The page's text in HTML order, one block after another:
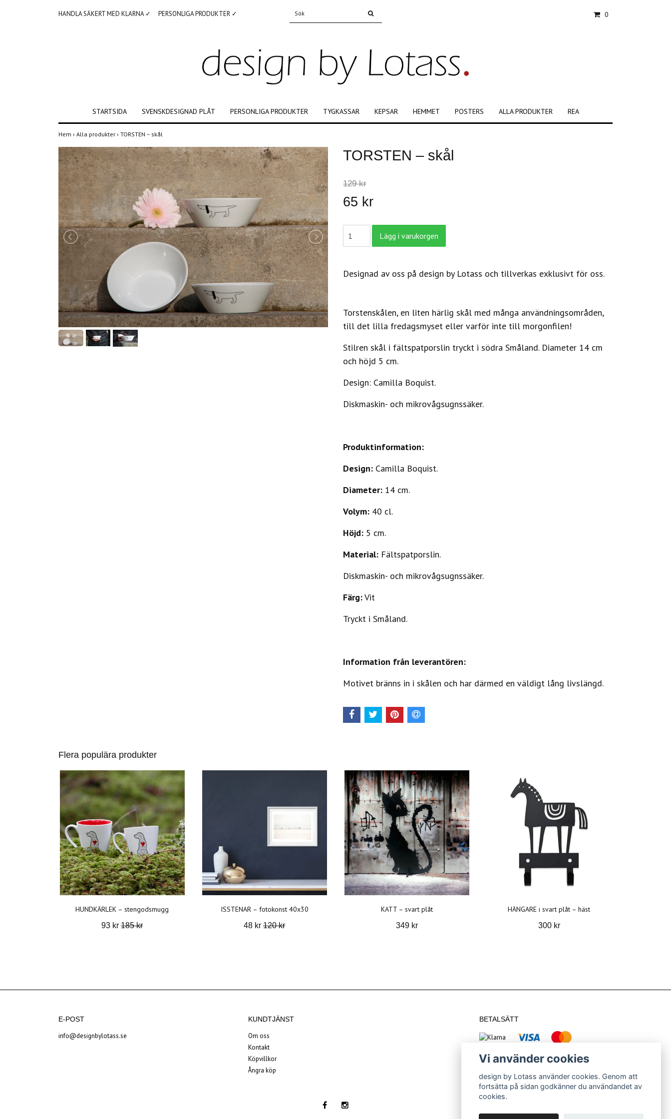
HANDLA SÄKERT MED KLARNA ✓ PERSONLIGA PRODUKTER ✓ 0
STARTSIDA SVENSKDESIGNAD PLÅT PERSONLIGA PRODUKTER TYGKASSAR KEPSAR HEMMET POSTERS ALLA PRODUKTER REA
Hem › Alla produkter › TORSTEN – skål
TORSTEN – skål
129 kr
65 kr
Designad av oss på design by Lotass och tillverkas exklusivt för oss.
Torstenskålen, en liten härlig skål med många användningsområden,
till det lilla fredagsmyset eller varför inte till morgonfilen!
Stilren skål i fältspatporslin tryckt i södra Småland. Diameter 14 cm
och höjd 5 cm.
Design: Camilla Boquist.
Diskmaskin- och mikrovågsugnssäker.
Produktinformation:
Design: Camilla Boquist.
Diameter: 14 cm.
Volym: 40 cl.
Höjd: 5 cm.
Material: Fältspatporslin.
Diskmaskin- och mikrovågsugnssäker.
Färg:Vit
Tryckt i Småland.
Information från leverantören:
Motivet bränns in i skålen och har därmed en väldigt lång livslängd.
Flera populära produkter
HUNDKÄRLEK – stengodsmugg
93 kr 185 kr
ISSTENAR – fotokonst 40x30
48 kr 120 kr
KATT – svart plåt
349 kr
HÄNGARE i svart plåt – häst
300 kr
E-POST
info@designbylotass.se
KUNDTJÄNST
Om oss
Kontakt
Köpvillkor
Ångra köp
BETALSÄTT
Vi använder cookies
design by Lotass använder cookies. Genom att
fortsätta på sidan godkänner du användandet av
cookies.